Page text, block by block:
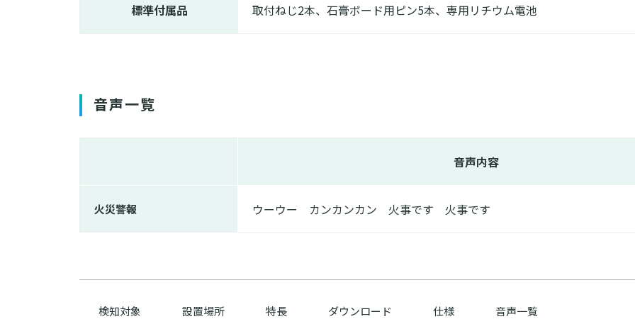
標準付属品 取付ねじ2本、石膏ボード用ピン5本、専用リチウム電池
音声一覧
音声内容
火災警報 ウーウー カンカンカン 火事です 火事です
検知対象 設置場所 特長 ダウンロード 仕様 音声一覧